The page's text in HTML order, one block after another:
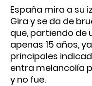
España mira a su
Gira y se da de
que, partiendo de
apenas 15 años,
principales
entra melancolía
y no fue.